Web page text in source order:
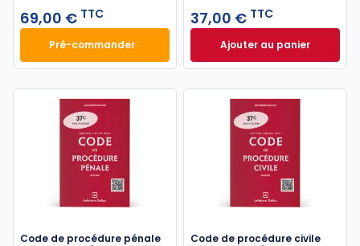
69,00 € TTC
Pré-commanderFinance d'entreprise 2027. 25e éd. à 69,00 € TTC
37,00 € TTC
Ajouter au panier
Code pénal 2027
Code de procédure pénale
Code de procédure civile